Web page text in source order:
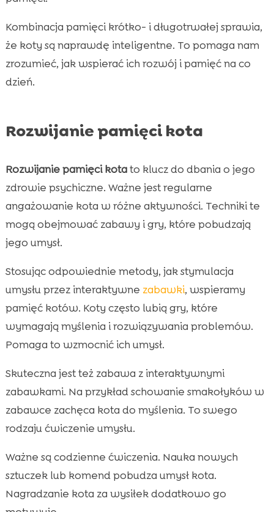
Kombinacja pamięci krótko- i długotrwałej sprawia,
że koty są naprawdę inteligentne. To pomaga nam
zrozumieć, jak wspierać ich rozwój i pamięć na co
dzień.
Rozwijanie pamięci kota
Rozwijanie pamięci kotato klucz do dbania o jego
zdrowie psychiczne. Ważne jest regularne
angażowanie kota w różne aktywności. Techniki te
mogą obejmować zabawy i gry, które pobudzają
jego umysł.
Stosując odpowiednie metody, jak stymulacja
umysłu przez interaktywne zabawki, wspieramy
pamięć kotów. Koty często lubią gry, które
wymagają myślenia i rozwiązywania problemów.
Pomaga to wzmocnić ich umysł.
Skuteczna jest też zabawa z interaktywnymi
zabawkami. Na przykład schowanie smakołyków w
zabawce zachęca kota do myślenia. To swego
rodzaju ćwiczenie umysłu.
Ważne są codzienne ćwiczenia. Nauka nowych
sztuczek lub komend pobudza umysł kota.
Nagradzanie kota za wysiłek dodatkowo go